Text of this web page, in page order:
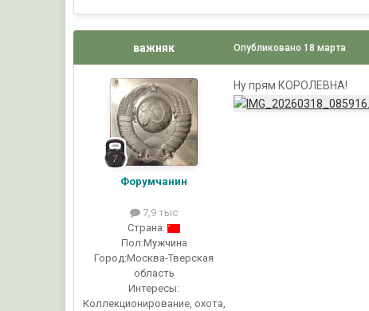
важняк
Форумчанин
7,9 тыс
Страна:
Пол:Мужчина
Город:Москва-Тверская
область
Интересы:
Коллекционирование, охота,
Опубликовано18 марта
Ну прям КОРОЛЕВНА!